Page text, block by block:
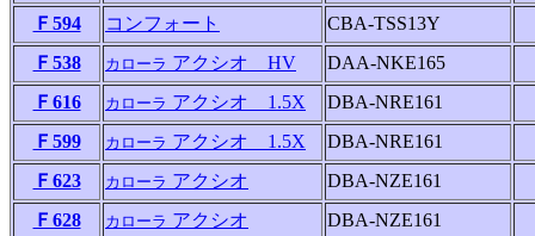
Ｆ594
コンフォート
CBA-TSS13Y
Ｆ538
カローラ アクシオ HV
DAA-NKE165
Ｆ616
カローラ アクシオ 1.5X
DBA-NRE161
Ｆ599
カローラ アクシオ 1.5X
DBA-NRE161
Ｆ623
カローラ アクシオ
DBA-NZE161
Ｆ628
カローラ アクシオ
DBA-NZE161